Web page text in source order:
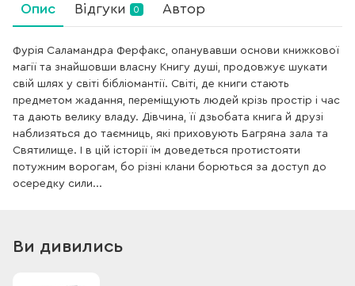
Опис Відгуки 0 Автор
Фурія Саламандра Ферфакс, опанувавши основи книжкової
магії та знайшовши власну Книгу душі, продовжує шукати
свій шлях у світі бібліомантії. Світі, де книги стають
предметом жадання, переміщують людей крізь простір і час
та дають велику владу. Дівчина, її дзьобата книга й друзі
наблизяться до таємниць, які приховують Багряна зала та
Святилище. І в цій історії їм доведеться протистояти
потужним ворогам, бо різні клани борються за доступ до
осередку сили...
Ви дивились